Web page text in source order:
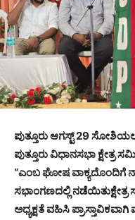
ಪುತ್ತೂರು ಆಗಸ್ಟ್ 29
ಪುತ್ತೂರು ವಿಧಾನಸಭಾ
“ಎಂಬ ಘೋಷ ವಾಕ್ಯದೊಂದಿಗೆ
ಸಭಾಂಗಣದಲ್ಲಿ ನಡೆಯಿತುಕ್ಷೇತ್ರ
ಅಧ್ಯಕ್ಷತೆ ವಹಿಸಿ